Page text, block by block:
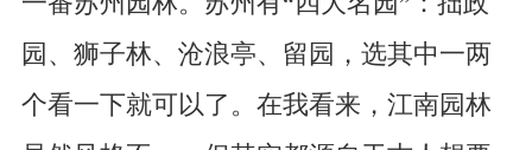
园、狮子林、沧浪亭、留园，选其中一两
个看一下就可以了。在我看来，江南园林